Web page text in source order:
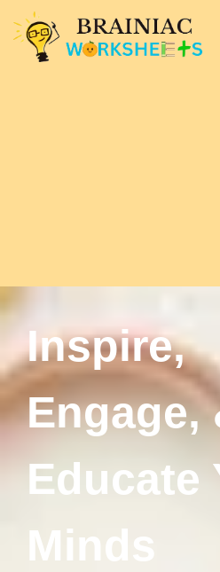
Inspire,
Engage,
Educate
Minds